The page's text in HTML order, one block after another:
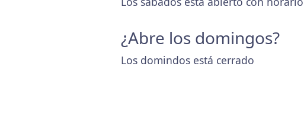
¿Abre los domingos?
Los domindos está cerrado